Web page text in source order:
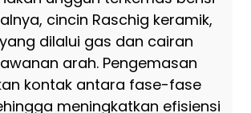
cincin Raschig keramik,
dilalui gas dan cairan
arah. Pengemasan
kontak antara fase-fase
meningkatkan efisiensi